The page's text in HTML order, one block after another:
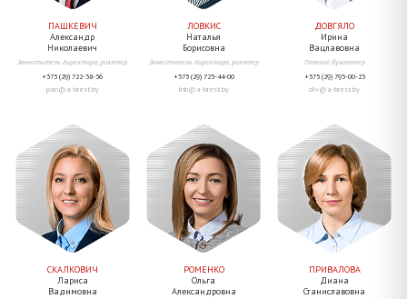
ПАШКЕВИЧ
Александр
Николаевич
Заместитель директора, риэлтер
+375 (29) 722-38-36
pan@a-brest.by
ЛОВКИС
Наталья
Борисовна
Заместитель директора, риэлтер
+375 (29) 725-44-00
lnb@a-brest.by
ДОВГЯЛО
Ирина
Вацлавовна
Главный бухгалтер
+375 (29) 793-00-23
div@a-brest.by
СКАЛКОВИЧ
Лариса
Вадимовна
РОМЕНКО
Ольга
Александровна
ПРИВАЛОВА
Диана
Станиславовна